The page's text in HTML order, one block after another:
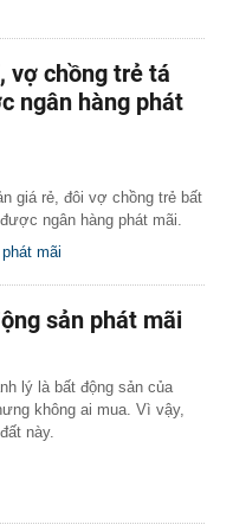
vợ chồng trẻ tá
ngân hàng phát
giá rẻ, đôi vợ chồng trẻ bất
ngân hàng phát mãi.
mãi
sản phát mãi
lý là bất động sản của
không ai mua. Vì vậy,
này.